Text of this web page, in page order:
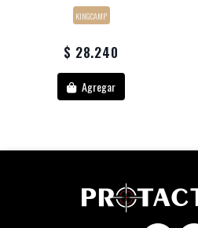
KINGCAMP
$ 28.240
Agregar